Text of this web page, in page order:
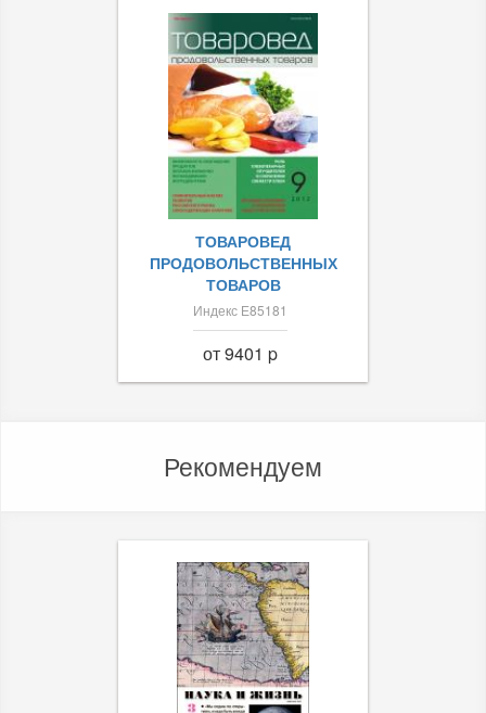
ТОВАРОВЕД
ПРОДОВОЛЬСТВЕННЫХ
ТОВАРОВ
Индекс Е85181
от 9401 p
Рекомендуем